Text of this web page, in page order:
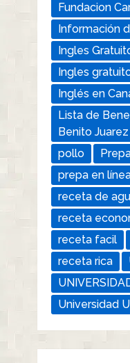
Fundacion
Información
Ingles
Ingles
Inglés en
Lista de
Benito Juarez
pollo
prepa en
receta de
receta
receta facil
receta rica
Universidad